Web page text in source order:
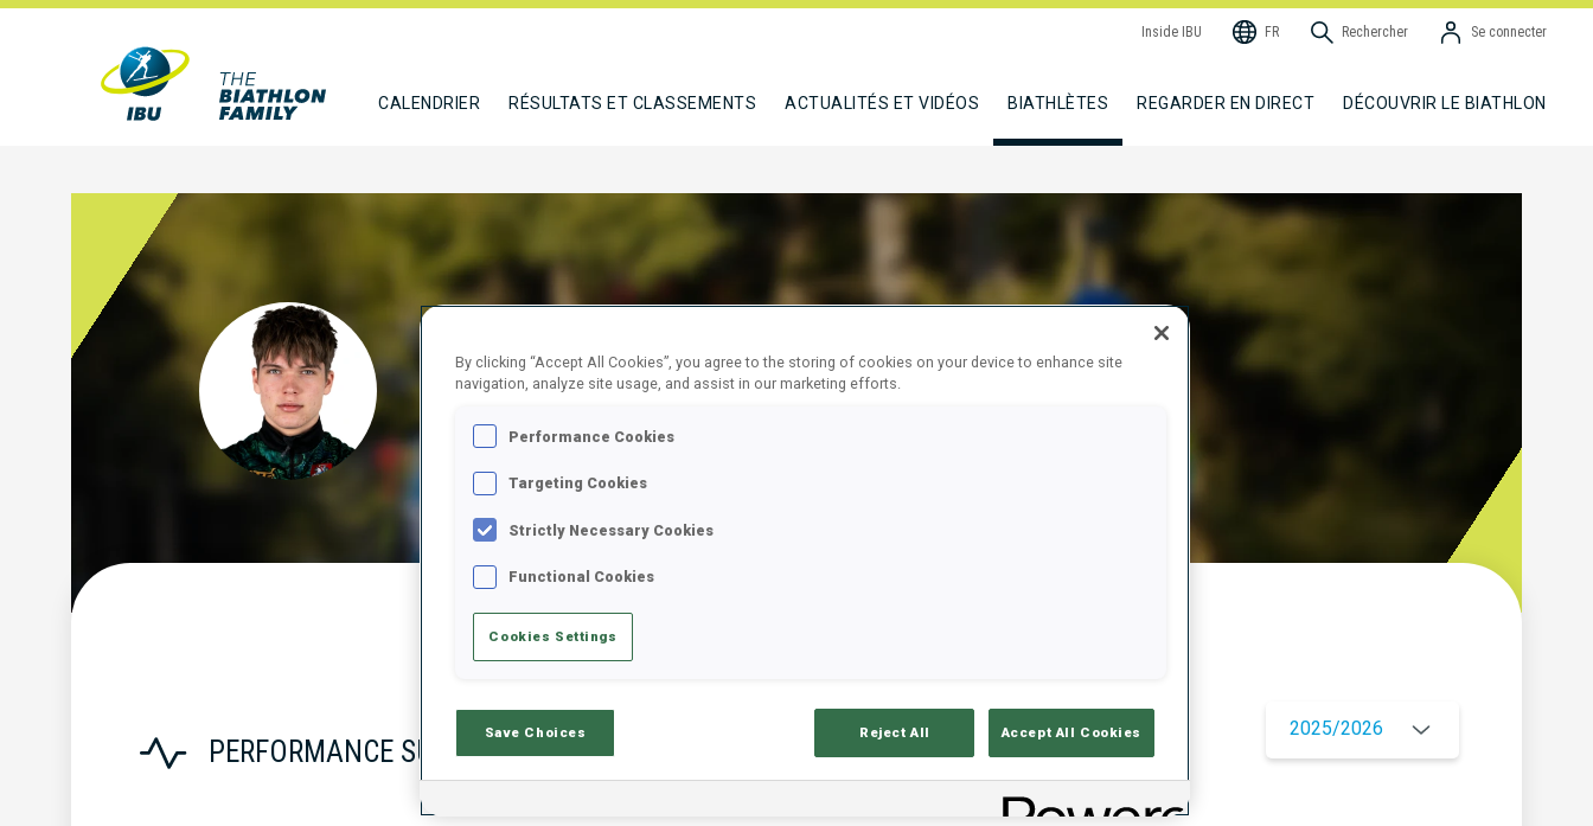
Inside IBU FR Rechercher Se connecter
CALENDRIER RÉSULTATS ET CLASSEMENTS ACTUALITÉS ET VIDÉOS BIATHLÈTES REGARDER EN DIRECT DÉCOUVRIR LE BIATHLON
RAKSTELIS IGNAS
LTU
SUIVRE
Stats
PERFORMANCE SUR LA SAISON
2025/2026
By clicking “Accept All Cookies”, you agree to the storing of cookies on your device to enhance site
navigation, analyze site usage, and assist in our marketing efforts.
Performance Cookies
Targeting Cookies
Strictly Necessary Cookies
Functional Cookies
Cookies Settings
Save Choices Reject All Accept All Cookies